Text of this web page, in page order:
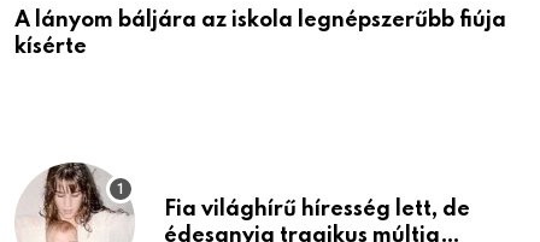
A lányom báljára az iskola legnépszerűbb fiúja
kísérte
Fia világhírű híresség lett, de
édesanyja tragikus múltja